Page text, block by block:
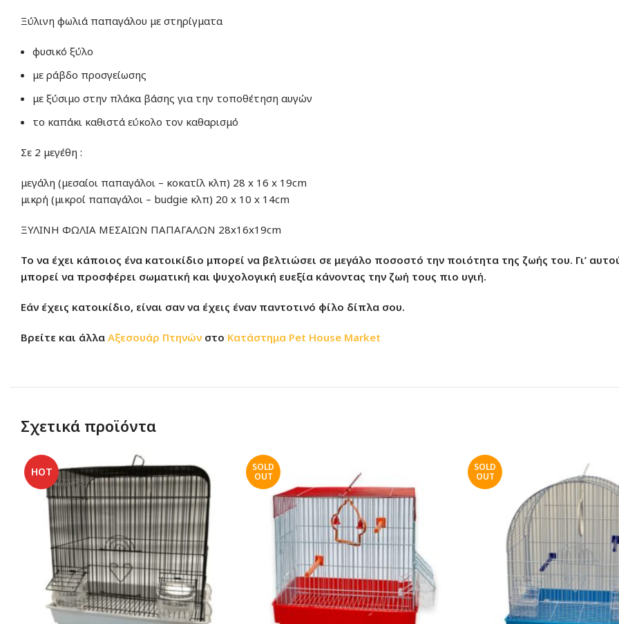
Ξύλινη φωλιά παπαγάλου με στηρίγματα
φυσικό ξύλο
με ράβδο προσγείωσης
με ξύσιμο στην πλάκα βάσης για την τοποθέτηση αυγών
το καπάκι καθιστά εύκολο τον καθαρισμό
Σε 2 μεγέθη :
μεγάλη (μεσαίοι παπαγάλοι – κοκατίλ κλπ) 28 x 16 x 19cm
μικρή (μικροί παπαγάλοι – budgie κλπ) 20 x 10 x 14cm
ΞΥΛΙΝΗ ΦΩΛΙΑ ΜΕΣΑΙΩΝ ΠΑΠΑΓΑΛΩΝ 28x16x19cm
Το να έχει κάποιος ένα κατοικίδιο μπορεί να βελτιώσει σε μεγάλο ποσοστό την ποιότητα της ζωής του. Γι’
μπορεί να προσφέρει σωματική και ψυχολογική ευεξία κάνοντας την ζωή τους πιο υγιή.
Εάν έχεις κατοικίδιο, είναι σαν να έχεις έναν παντοτινό φίλο δίπλα σου.
Βρείτε και άλλα Αξεσουάρ Πτηνών στο Κατάστημα Pet House Market
Σχετικά προϊόντα
HOT
SOLD
OUT
SOLD
OUT